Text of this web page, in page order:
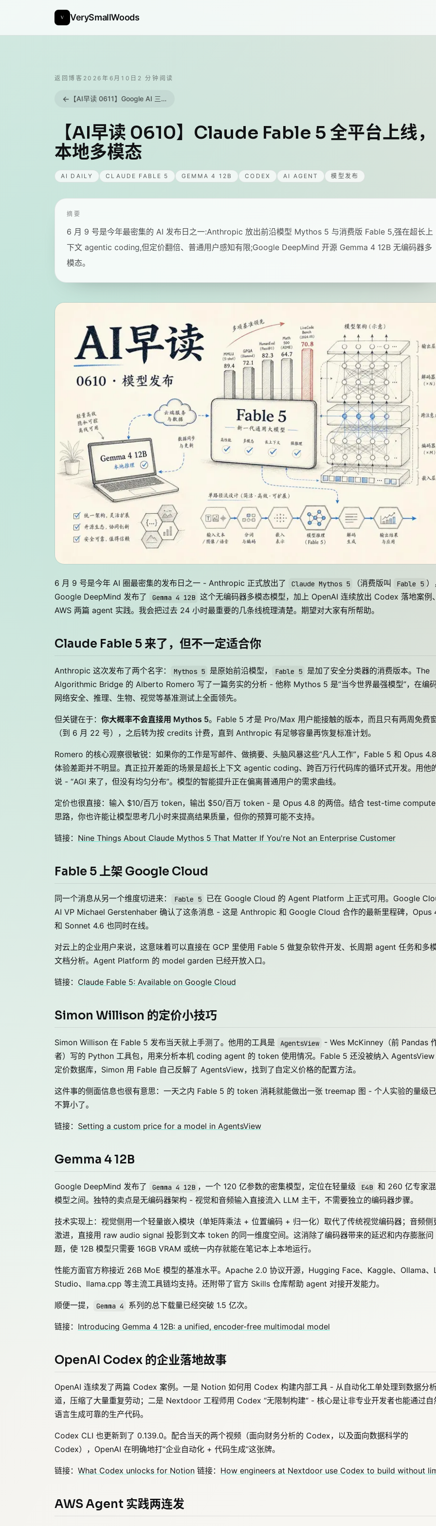
VerySmallWoods
返回博客 2026年6月10日 2 分钟阅读
← 【AI早读 0611】Google AI 三连发：DiffusionGemma、Managed Agents 与 ML 遗忘审计
【AI早读 0610】Claude Fable 5 全平台上线
本地多模态
AI DAILY CLAUDE FABLE 5 GEMMA 4 12B CODEX AI AGENT 模型发布
摘要
6 月 9 号是今年最密集的 AI 发布日之一:Anthropic 放出前沿模型 Mythos 5 与消费版 Fable 5,强在超长上
下文 agentic coding,但定价翻倍、普通用户感知有限;Google DeepMind 开源 Gemma 4 12B 无编码器多
模态。
6 月 9 号是今年 AI 圈最密集的发布日之一 - Anthropic 正式放出了 Claude Mythos 5 （消费版叫 Fable 5
Google DeepMind 发布了
Gemma 4 12B 这个无编码器多模态模型，加上 OpenAI 连续放出 Codex 落地案例
AWS 两篇 agent 实践。我会把过去 24 小时最重要的几条线梳理清楚。期望对大家有所帮助。
Claude Fable 5 来了，但不一定适合你
Anthropic 这次发布了两个名字： Mythos 5 是原始前沿模型， Fable 5
是加了安全分类器的消费版本。The
Algorithmic Bridge 的 Alberto Romero 写了一篇务实的分析 - 他称 Mythos 5 是“当今世界最强模型”，在编
网络安全、推理、生物、视觉等基准测试上全面领先。
但关键在于： 你大概率不会直接用 Mythos 5。Fable 5 才是 Pro/Max 用户能接触的版本，而且只有两周免费
（到 6 月 22 号），之后转为按 credits 计费，直到 Anthropic 有足够容量再恢复标准计划。
Romero 的核心观察很敏锐：如果你的工作是写邮件、做摘要、头脑风暴这些“凡人工作”，Fable 5 和 Opus
体验差距并不明显。真正拉开差距的场景是超长上下文 agentic coding、跨百万行代码库的循环式开发。用他
说 - “AGI 来了，但没有均匀分布”。模型的智能提升正在偏离普通用户的需求曲线。
定价也很直接：输入 $10/百万 token，输出 $50/百万 token - 是 Opus 4.8 的两倍。结合 test-time
思路，你也许能让模型思考几小时来提高结果质量，但你的预算可能不支持。
链接： Nine Things About Claude Mythos 5 That Matter If You're Not an Enterprise Customer
Fable 5 上架 Google Cloud
同一个消息从另一个维度切进来： Fable 5
已在 Google Cloud 的 Agent Platform 上正式可用。Google
AI VP Michael Gerstenhaber 确认了这条消息 - 这是 Anthropic 和 Google Cloud 合作的最新里程碑，Opus
和 Sonnet 4.6 也同时在线。
对云上的企业用户来说，这意味着可以直接在 GCP 里使用 Fable 5 做复杂软件开发、长周期 agent 任务和多
文档分析。Agent Platform 的 model garden 已经开放入口。
链接： Claude Fable 5: Available on Google Cloud
Simon Willison 的定价小技巧
Simon Willison 在 Fable 5 发布当天就上手测了。他用的工具是 AgentsView
- Wes McKinney（前 Pandas
者）写的 Python 工具包，用来分析本机 coding agent 的 token 使用情况。Fable 5 还没被纳入
定价数据库，Simon 用 Fable 自己反解了 AgentsView，找到了自定义价格的配置方法。
这件事的侧面信息也很有意思：一天之内 Fable 5 的 token 消耗就能做出一张 treemap 图 - 个人实验的量级
不算小了。
链接： Setting a custom price for a model in AgentsView
Gemma 4 12B
Google DeepMind 发布了 Gemma 4 12B ，一个 120 亿参数的密集模型，定位在轻量级 E4B 和 260 亿专家
模型之间。独特的卖点是无编码器架构 - 视觉和音频输入直接流入 LLM 主干，不需要独立的编码器步骤。
技术实现上：视觉侧用一个轻量嵌入模块（单矩阵乘法 + 位置编码 + 归一化）取代了传统视觉编码器；音频侧
激进，直接用 raw audio signal 投影到文本 token 的同一维度空间。这消除了编码器带来的延迟和内存膨胀问
题，使 12B 模型只需要 16GB VRAM 或统一内存就能在笔记本上本地运行。
性能方面官方称接近 26B MoE 模型的基准水平。Apache 2.0 协议开源，Hugging Face、Kaggle、Ollama、
Studio、llama.cpp 等主流工具链均支持。还附带了官方 Skills 仓库帮助 agent 对接开发能力。
顺便一提， Gemma 4 系列的总下载量已经突破 1.5 亿次。
链接： Introducing Gemma 4 12B: a unified, encoder-free multimodal model
OpenAI Codex 的企业落地故事
OpenAI 连续发了两篇 Codex 案例。一是 Notion 如何用 Codex 构建内部工具 - 从自动化工单处理到数据分
道，压缩了大量重复劳动；二是 Nextdoor 工程师用 Codex “无限制构建” - 核心是让非专业开发者也能通过自
语言生成可靠的生产代码。
Codex CLI 也更新到了 0.139.0。配合当天的两个视频（面向财务分析的 Codex，以及面向数据科学的
Codex），OpenAI 在明确地打“企业自动化 + 代码生成”这张牌。
链接： What Codex unlocks for Notion 链接： How engineers at Nextdoor use Codex to build without
AWS Agent 实践两连发